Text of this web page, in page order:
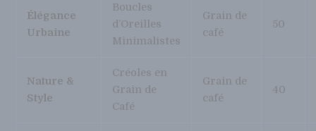
Élégance
Urbaine
Boucles
d’Oreilles
Minimalistes
Grain de
café
50
Nature &
Style
Créoles en
Grain de
Café
Grain de
café
40